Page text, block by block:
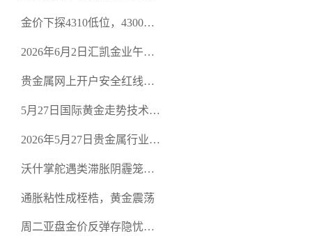
金价下探4310低位，4300关
2026年6月2日汇凯金业午盘
空头清算算法如何布防？
贵金属网上开户安全红线：
恶意洗盘陷阱
5月27日国际黄金走势技术盘
规黄金平台全方位行情解析
2026年5月27日贵金属行业新
正规贵金属开户平台迎开户
热潮
沃什掌舵遇类滞胀阴霾笼
通胀粘性成桎梏，黄金震荡
周二亚盘金价反弹存隐忧，